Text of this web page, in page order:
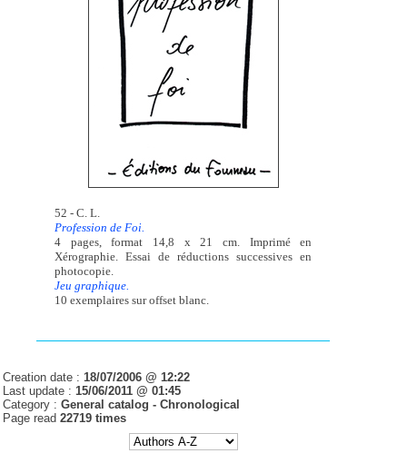
52 - C. L.
Profession de Foi.
4 pages, format 14,8 x 21 cm. Imprimé en
Xérographie. Essai de réductions successives en
photocopie.
Jeu graphique.
10 exemplaires sur offset blanc.
Creation date :18/07/2006 @ 12:22
Last update :15/06/2011 @ 01:45
Category :General catalog -Chronological
Page read22719 times